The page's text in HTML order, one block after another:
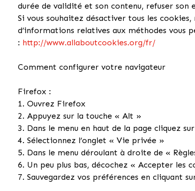
durée de validité et son contenu, refuser
Si vous souhaitez désactiver tous les
d’informations relatives aux méthodes vous
: http://www.allaboutcookies.org/fr/
Comment configurer votre navigateur
Firefox :
1. Ouvrez Firefox
2. Appuyez sur la touche « Alt »
3. Dans le menu en haut de la page cliquez
4. Sélectionnez l’onglet « Vie privée »
5. Dans le menu déroulant à droite de «
6. Un peu plus bas, décochez « Accepter les
7. Sauvegardez vos préférences en cliquant